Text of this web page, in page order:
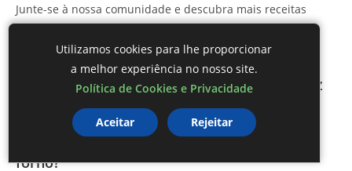
Junte-se à nossa comunidade e descubra mais receitas
maravilhosas. Agradecemos sua visita e esperamos vê-lo
novamente em nossoBlog Mestre das Receitas!
FAQ – Perguntas frequentes sobre Arroz
de Forno com Carne Moída
Posso usar outros tipos de carne no arroz de
forno?
Utilizamos cookies para lhe proporcionar
a melhor experiência no nosso site.
Política de Cookies e Privacidade
Aceitar Rejeitar